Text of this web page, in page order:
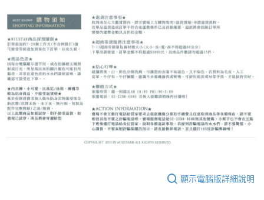
顯示電腦版詳細說明